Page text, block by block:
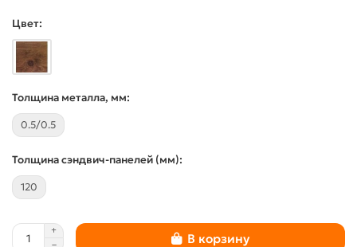
Цвет:
Толщина металла, мм:
0.5/0.5
Толщина сэндвич-панелей (мм):
120
В корзину